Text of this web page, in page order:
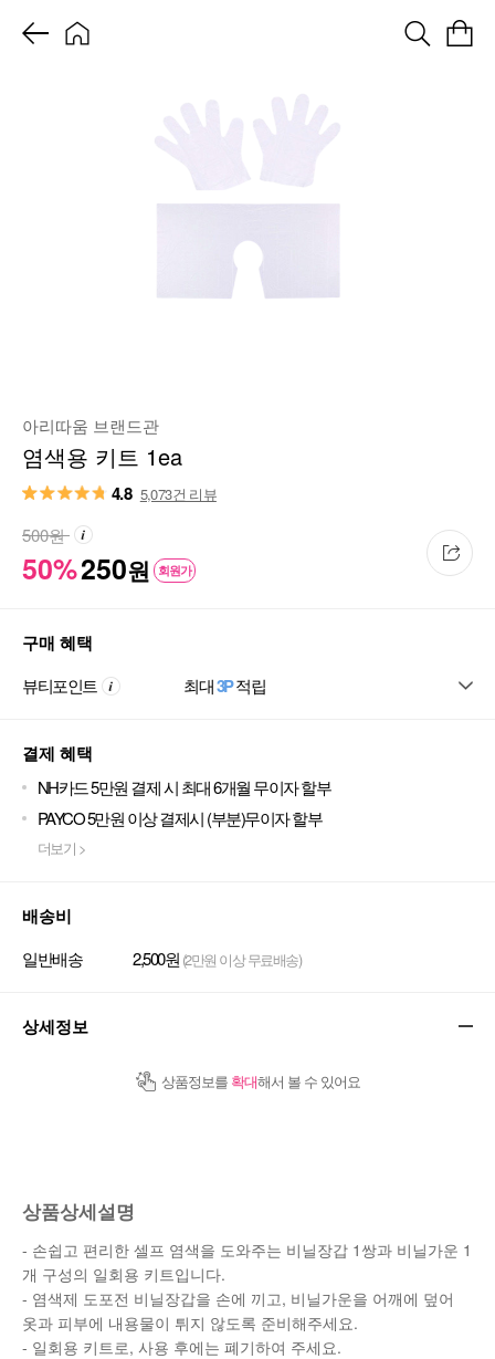
아리따움 브랜드관
염색용 키트 1ea
4.8 5,073건 리뷰
50%250원 회원가
500원
구매 혜택
뷰티포인트 최대3P적립
결제 혜택
NH카드 5만원 결제 시 최대 6개월 무이자 할부
PAYCO 5만원 이상 결제시 (부분)무이자 할부
더보기 >
배송비
일반배송 2,500원 (2만원 이상 무료배송)
상세정보
상품정보를 확대해서 볼 수 있어요
상품상세설명
- 손쉽고 편리한 셀프 염색을 도와주는 비닐장갑 1쌍과 비닐가운 1
개 구성의 일회용 키트입니다.
- 염색제 도포전 비닐장갑을 손에 끼고, 비닐가운을 어깨에 덮어
옷과 피부에 내용물이 튀지 않도록 준비해주세요.
- 일회용 키트로, 사용 후에는 폐기하여 주세요.